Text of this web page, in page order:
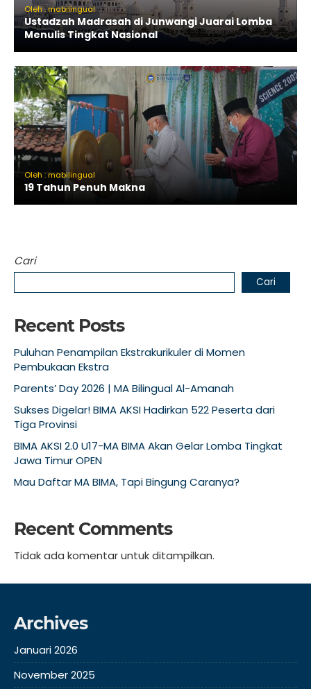
Oleh : mabilingual
Ustadzah Madrasah di Junwangi Juarai Lomba
Menulis Tingkat Nasional
Oleh : mabilingual
19 Tahun Penuh Makna
Cari
Cari
Recent Posts
Puluhan Penampilan Ekstrakurikuler di Momen
Pembukaan Ekstra
Parents’ Day 2026 | MA Bilingual Al-Amanah
Sukses Digelar! BIMA AKSI Hadirkan 522 Peserta dari
Tiga Provinsi
BIMA AKSI 2.0 U17-MA BIMA Akan Gelar Lomba Tingkat
Jawa Timur OPEN
Mau Daftar MA BIMA, Tapi Bingung Caranya?
Recent Comments
Tidak ada komentar untuk ditampilkan.
Archives
Januari 2026
November 2025